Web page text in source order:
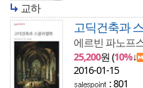
교하
고딕건축과
에르빈 파노프
25,200원 (10%↓
2016-01-15
: 801